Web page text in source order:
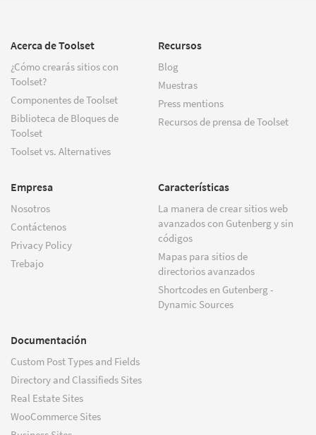
Acerca de Toolset
¿Cómo crearás sitios con
Toolset?
Componentes de Toolset
Biblioteca de Bloques de
Toolset
Toolset vs. Alternatives
Recursos
Blog
Muestras
Press mentions
Recursos de prensa de Toolset
Empresa
Nosotros
Contáctenos
Privacy Policy
Trebajo
Características
La manera de crear sitios web
avanzados con Gutenberg y sin
códigos
Mapas para sitios de
directorios avanzados
Shortcodes en Gutenberg -
Dynamic Sources
Documentación
Custom Post Types and Fields
Directory and Classifieds Sites
Real Estate Sites
WooCommerce Sites